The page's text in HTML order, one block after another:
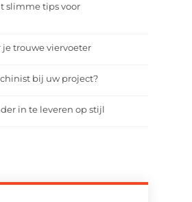
slimme tips voor
je trouwe viervoeter
bij uw project?
in te leveren op stijl